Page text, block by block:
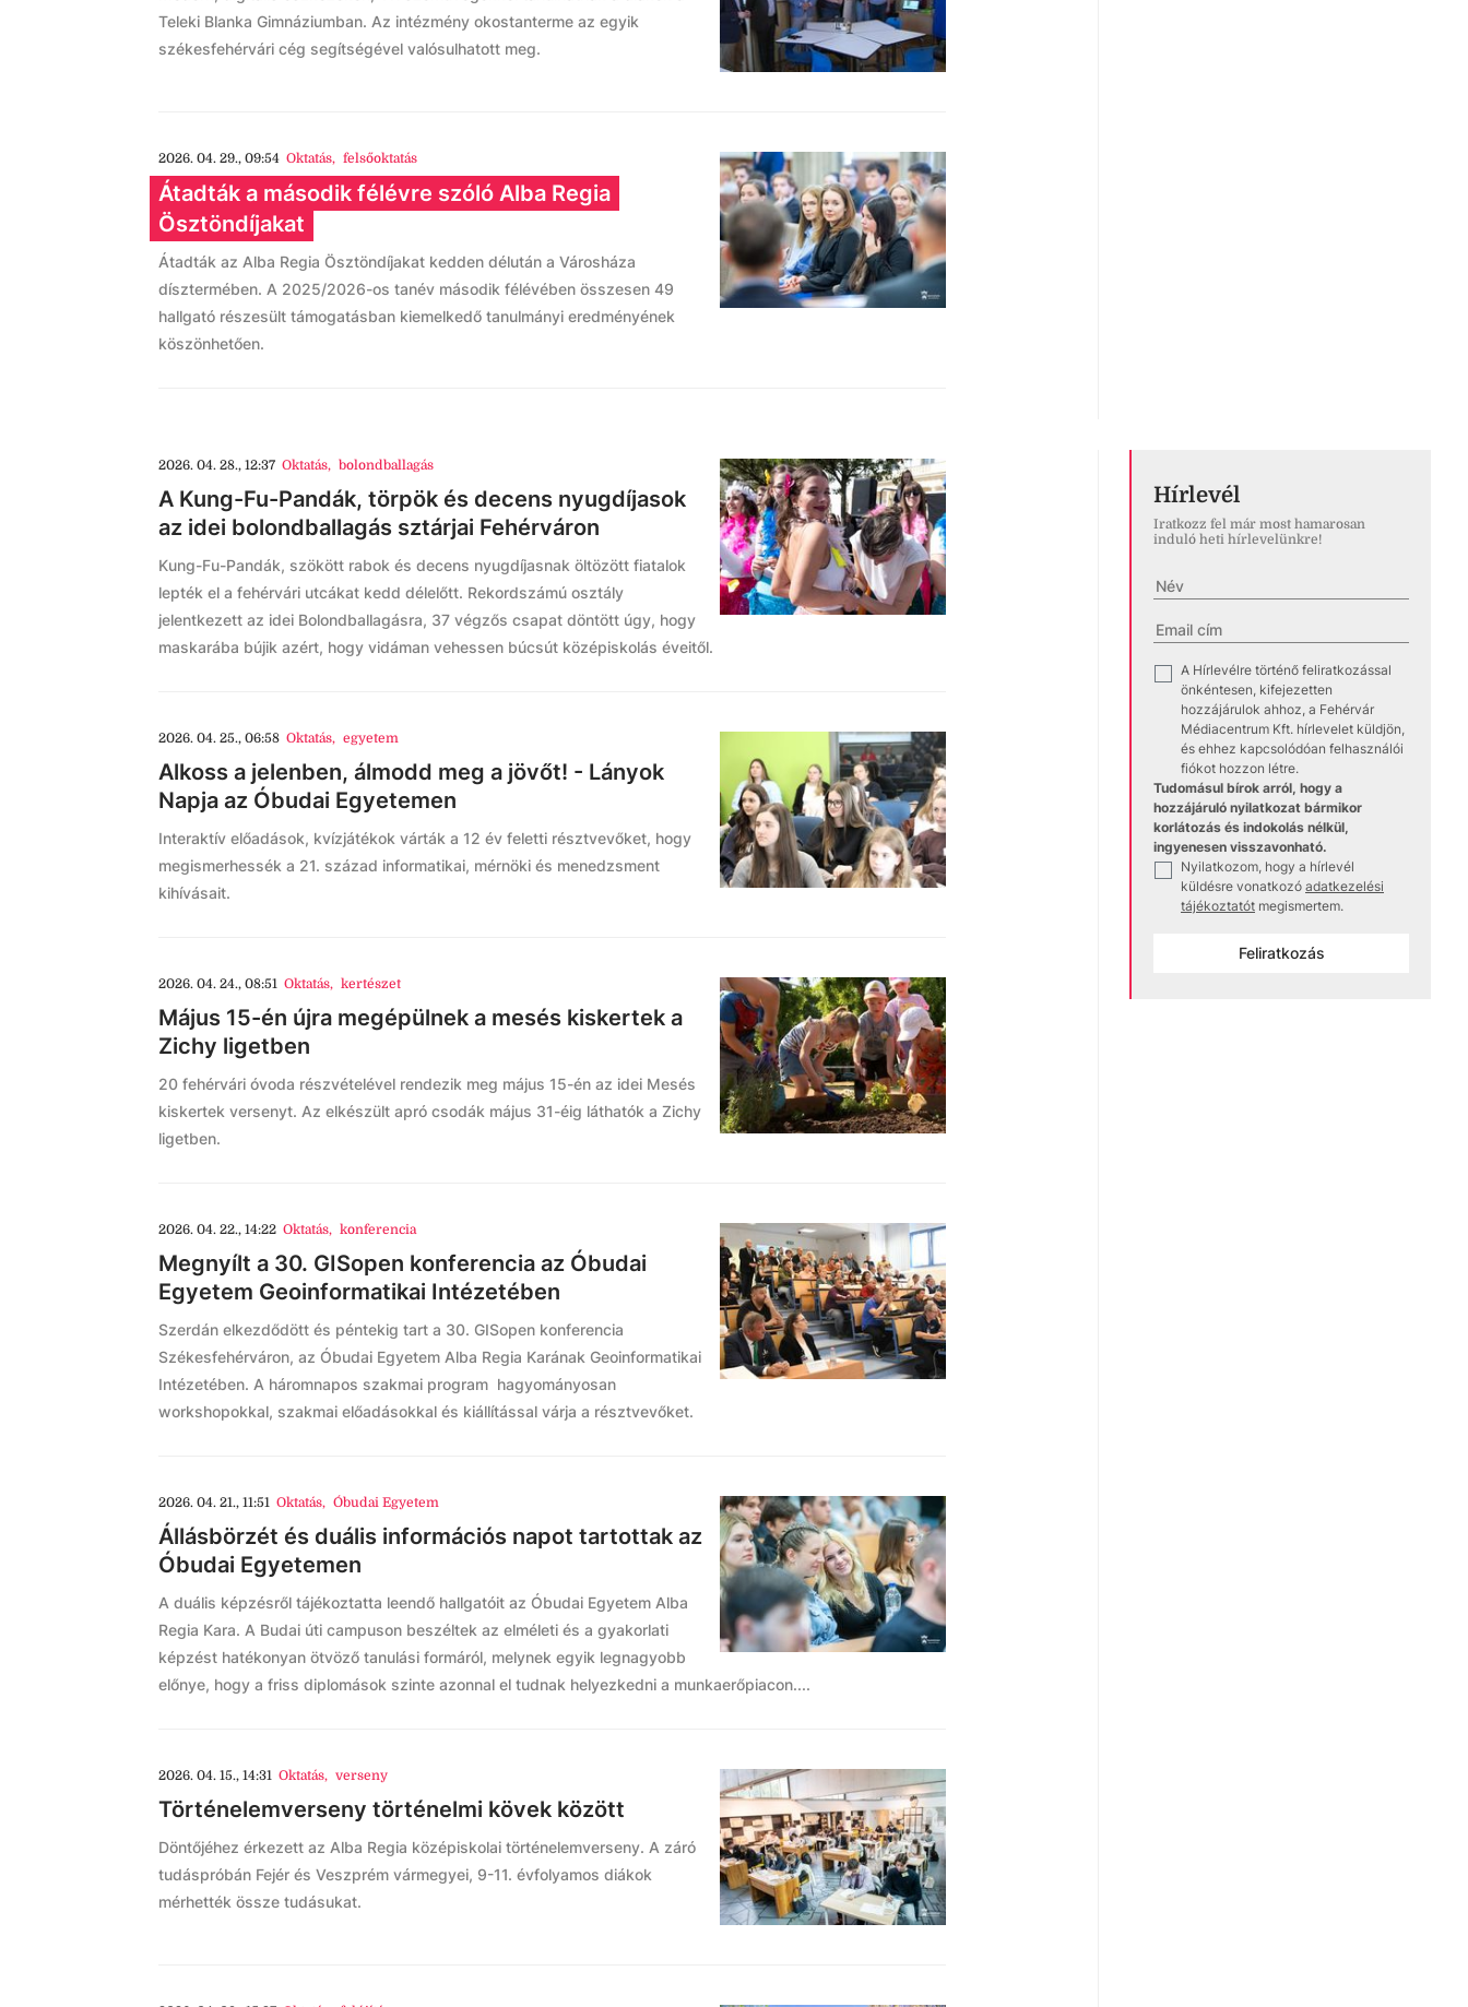
Teleki Blanka Gimnáziumban. Az intézmény okostanterme az egyik
székesfehérvári cég segítségével valósulhatott meg.
2026. 04. 29., 09:54 Oktatás, felsőoktatás
Átadták a második félévre szóló Alba Regia
Ösztöndíjakat
Átadták az Alba Regia Ösztöndíjakat kedden délután a Városháza
dísztermében. A 2025/2026-os tanév második félévében összesen 49
hallgató részesült támogatásban kiemelkedő tanulmányi eredményének
köszönhetően.
2026. 04. 28., 12:37 Oktatás, bolondballagás
A Kung-Fu-Pandák, törpök és decens nyugdíjasok
az idei bolondballagás sztárjai Fehérváron
Kung-Fu-Pandák, szökött rabok és decens nyugdíjasnak öltözött fiatalok
lepték el a fehérvári utcákat kedd délelőtt. Rekordszámú osztály
jelentkezett az idei Bolondballagásra, 37 végzős csapat döntött úgy, hogy
maskarába bújik azért, hogy vidáman vehessen búcsút középiskolás éveitől.
2026. 04. 25., 06:58 Oktatás, egyetem
Alkoss a jelenben, álmodd meg a jövőt! - Lányok
Napja az Óbudai Egyetemen
Interaktív előadások, kvízjátékok várták a 12 év feletti résztvevőket, hogy
megismerhessék a 21. század informatikai, mérnöki és menedzsment
kihívásait.
2026. 04. 24., 08:51 Oktatás, kertészet
Május 15-én újra megépülnek a mesés kiskertek a
Zichy ligetben
20 fehérvári óvoda részvételével rendezik meg május 15-én az idei Mesés
kiskertek versenyt. Az elkészült apró csodák május 31-éig láthatók a Zichy
ligetben.
2026. 04. 22., 14:22 Oktatás, konferencia
Megnyílt a 30. GISopen konferencia az Óbudai
Egyetem Geoinformatikai Intézetében
Szerdán elkezdődött és péntekig tart a 30. GISopen konferencia
Székesfehérváron, az Óbudai Egyetem Alba Regia Karának Geoinformatikai
Intézetében. A háromnapos szakmai program hagyományosan
workshopokkal, szakmai előadásokkal és kiállítással várja a résztvevőket.
2026. 04. 21., 11:51 Oktatás, Óbudai Egyetem
Állásbörzét és duális információs napot tartottak az
Óbudai Egyetemen
A duális képzésről tájékoztatta leendő hallgatóit az Óbudai Egyetem Alba
Regia Kara. A Budai úti campuson beszéltek az elméleti és a gyakorlati
képzést hatékonyan ötvöző tanulási formáról, melynek egyik legnagyobb
előnye, hogy a friss diplomások szinte azonnal el tudnak helyezkedni a munkaerőpiacon....
2026. 04. 15., 14:31 Oktatás, verseny
Történelemverseny történelmi kövek között
Döntőjéhez érkezett az Alba Regia középiskolai történelemverseny. A záró
tudáspróbán Fejér és Veszprém vármegyei, 9-11. évfolyamos diákok
mérhették össze tudásukat.
Hírlevél
Iratkozz fel már most hamarosan
induló heti hírlevelünkre!
A Hírlevélre történő feliratkozással
önkéntesen, kifejezetten
hozzájárulok ahhoz, a Fehérvár
Médiacentrum Kft. hírlevelet küldjön,
és ehhez kapcsolódóan felhasználói
fiókot hozzon létre.
Tudomásul bírok arról, hogy a
hozzájáruló nyilatkozat bármikor
korlátozás és indokolás nélkül,
ingyenesen visszavonható.
Nyilatkozom, hogy a hírlevél
küldésre vonatkozó adatkezelési
tájékoztatót megismertem.
Feliratkozás